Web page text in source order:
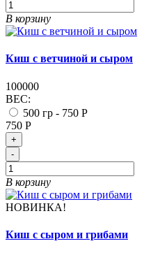
В корзину
Киш с ветчиной и сыром
100000
ВЕС:
500 гр - 750 Р
750 Р
+
-
В корзину
НОВИНКА!
Киш с сыром и грибами